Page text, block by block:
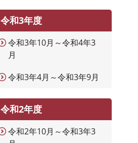
令和3年度
令和3年10月～令和4年3
月
令和3年4月～令和3年9月
令和2年度
令和2年10月～令和3年3